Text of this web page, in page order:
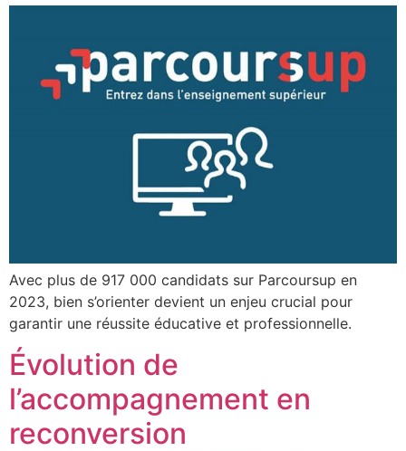
Avec plus de 917 000 candidats sur Parcoursup en
2023, bien s’orienter devient un enjeu crucial pour
garantir une réussite éducative et professionnelle.
Évolution de
l’accompagnement en
reconversion